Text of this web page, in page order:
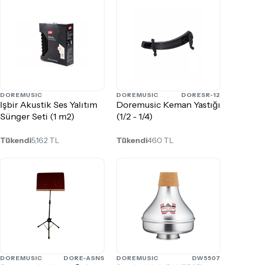
DOREMUSIC
Işbir Akustik Ses Yalıtım
Sünger Seti (1 m2)
Tükendi5,162 TL
DOREMUSIC DORESR-12
Doremusic Keman Yastığı
(1/2 - 1/4)
Tükendi460 TL
DOREMUSIC DORE-ASNS DOREMUSIC DW5507